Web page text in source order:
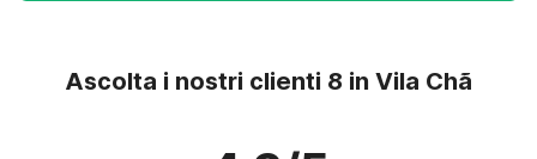
Ascolta i nostri clienti 8 in Vila Chã